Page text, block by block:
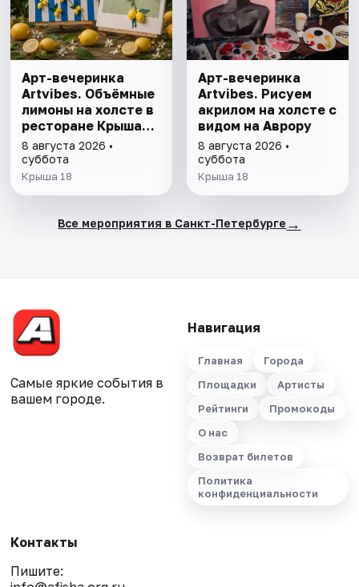
Арт-вечеринка
Artvibes. Объёмные
лимоны на холсте в
ресторане Крыша
18
8 августа 2026 •
суббота
Крыша 18
Арт-вечеринка
Artvibes. Рисуем
акрилом на холсте с
видом на Аврору
8 августа 2026 •
суббота
Крыша 18
Все мероприятия в Санкт-Петербурге →
Самые яркие события в
вашем городе.
Навигация
Главная
Города
Площадки
Артисты
Рейтинги
Промокоды
О нас
Возврат билетов
Политика
конфиденциальности
Контакты
Пишите: